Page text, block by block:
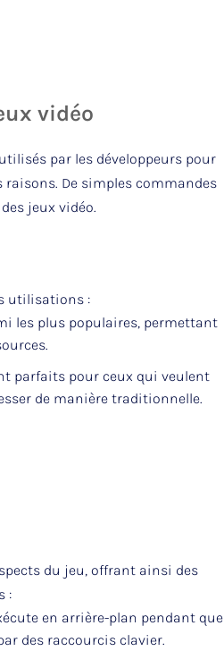
vidéo
par les développeurs pour
De simples commandes
jeux vidéo.
utilisations :
les plus populaires, permettant
parfaits pour ceux qui veulent
de manière traditionnelle.
du jeu, offrant ainsi des
:
en arrière-plan pendant que
des raccourcis clavier.